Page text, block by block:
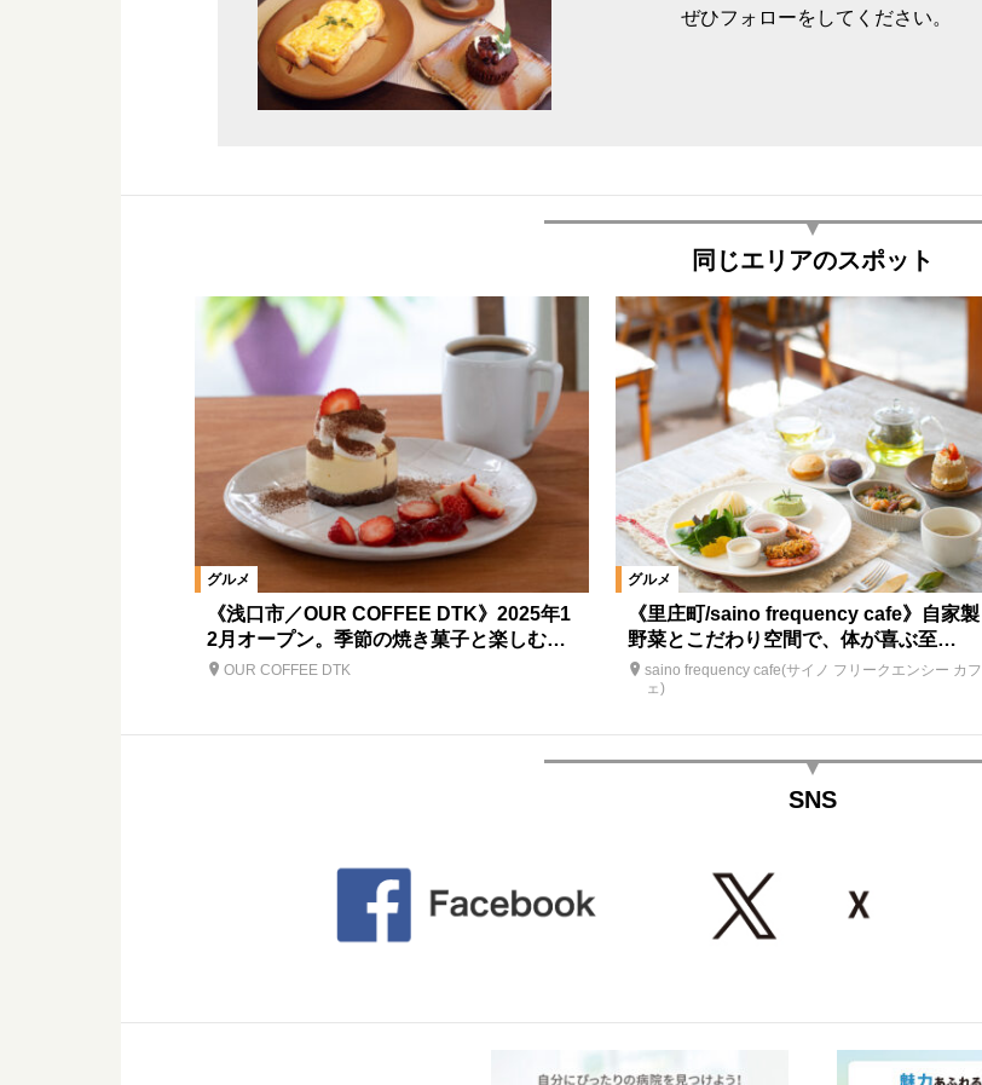
ぜひフォローをしてください。
同じエリアのスポット
グルメ
《浅口市／OUR COFFEE DTK》2025年1
2月オープン。季節の焼き菓子と楽しむ…
OUR COFFEE DTK
グルメ
《里庄町/saino frequency cafe》自家製
野菜とこだわり空間で、体が喜ぶ至…
saino frequency cafe(サイノ フリークエンシー カフ
ェ)
SNS